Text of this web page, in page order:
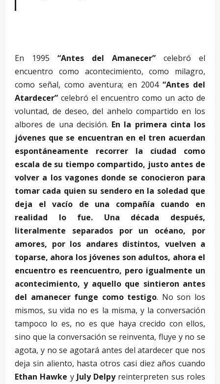
En 1995 “Antes del Amanecer” celebró el
encuentro como acontecimiento, como milagro,
como señal, como aventura; en 2004 “Antes del
Atardecer” celebró el encuentro como un acto de
voluntad, de deseo, del anhelo compartido en los
albores de una decisión. En la primera cinta los
jóvenes que se encuentran en el tren acuerdan
espontáneamente recorrer la ciudad como
escala de su tiempo compartido, justo antes de
volver a los vagones donde se conocieron para
tomar cada quien su sendero en la soledad que
deja el vacío de una compañía cuando en
realidad lo fue. Una década después,
literalmente separados por un océano, por
amores, por los andares distintos, vuelven a
toparse, ahora los jóvenes son adultos, ahora el
encuentro es reencuentro, pero igualmente un
acontecimiento, y aquello que sintieron antes
del amanecer funge como testigo. No son los
mismos, su vida no es la misma, y la conversación
tampoco lo es, no es que haya crecido con ellos,
sino que la conversación se reinventa, fluye y no se
agota, y no se agotará antes del atardecer que nos
deja sin aliento, hasta otros casi diez años cuando
Ethan Hawke y July Delpyreinterpreten sus roles